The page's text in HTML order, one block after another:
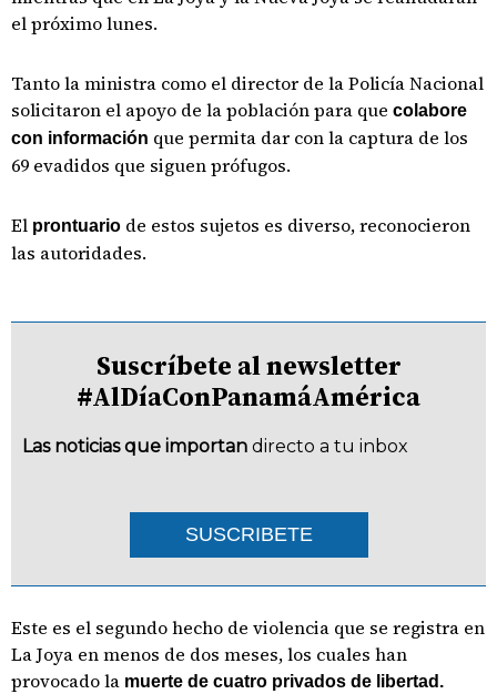
el próximo lunes.
Tanto la ministra como el director de la Policía Nacional
solicitaron el apoyo de la población para que colabore
con información que permita dar con la captura de los
69 evadidos que siguen prófugos.
El prontuario de estos sujetos es diverso, reconocieron
las autoridades.
Suscríbete al newsletter
#AlDíaConPanamáAmérica
Las noticias que importan directo a tu inbox
SUSCRIBETE
Este es el segundo hecho de violencia que se registra en
La Joya en menos de dos meses, los cuales han
provocado la muerte de cuatro privados de libertad.